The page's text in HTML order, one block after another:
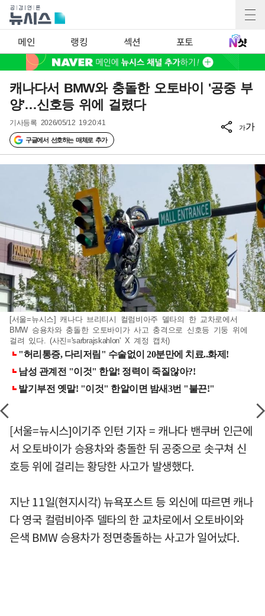
메인 랭킹 섹션 포토
캐나다서 BMW와 충돌한 오토바이 '공중 부
양'…신호등 위에 걸렸다
기사등록 2026/05/12 19:20:41
구글에서 선호하는 매체로 추가
가가
[서울=뉴시스] 캐나다 브리티시 컬럼비아주 델타의 한 교차로에서
BMW 승용차와 충돌한 오토바이가 사고 충격으로 신호등 기둥 위에
걸려 있다. (사진='sarbrajskahlon' X 계정 캡처)
[서울=뉴시스]이기주 인턴 기자 = 캐나다 밴쿠버 인근에
서 오토바이가 승용차와 충돌한 뒤 공중으로 솟구쳐 신
호등 위에 걸리는 황당한 사고가 발생했다.
지난 11일(현지시각) 뉴욕포스트 등 외신에 따르면 캐나
다 영국 컬럼비아주 델타의 한 교차로에서 오토바이와
은색 BMW 승용차가 정면충돌하는 사고가 일어났다.